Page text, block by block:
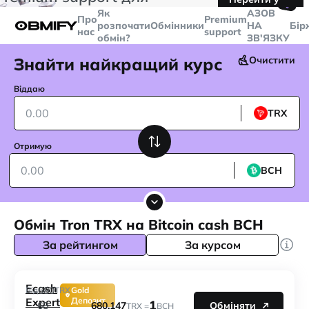
більше
Telegram
Про
нас
Як
розпочати
обмін?
ОбмінникиPremium
support
🤙
AЗОВ
НА
ЗВ'ЯЗКУ
Знайти найкращий курс Очистити
Віддаю
TRX
Отримую
BCH
Обмін Tron TRX на Bitcoin cash BCH
За рейтингом За курсом
Ecash
Expert
Gold
Депозит
Від680TRX
68
680.147TRX =1BCH Обміняти